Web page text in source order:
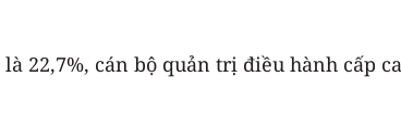
22,7%, cán bộ quản trị điều hành cấp